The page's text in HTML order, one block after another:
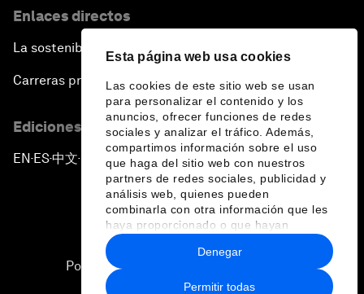
Esta página web usa cookies
Las cookies de este sitio web se usan
para personalizar el contenido y los
anuncios, ofrecer funciones de redes
sociales y analizar el tráfico. Además,
compartimos información sobre el uso
que haga del sitio web con nuestros
partners de redes sociales, publicidad y
análisis web, quienes pueden
combinarla con otra información que les
haya proporcionado o que hayan
recopilado a partir del uso que haya
hecho de sus servicios.
Permitir todas
Denegar
Enlaces directos
La sostenibilidad en el Foro
Carreras profesionales
Ediciones en otros idiomas
EN ▪ ES▪中文▪ 日本語
Política de privacidad y normas de uso